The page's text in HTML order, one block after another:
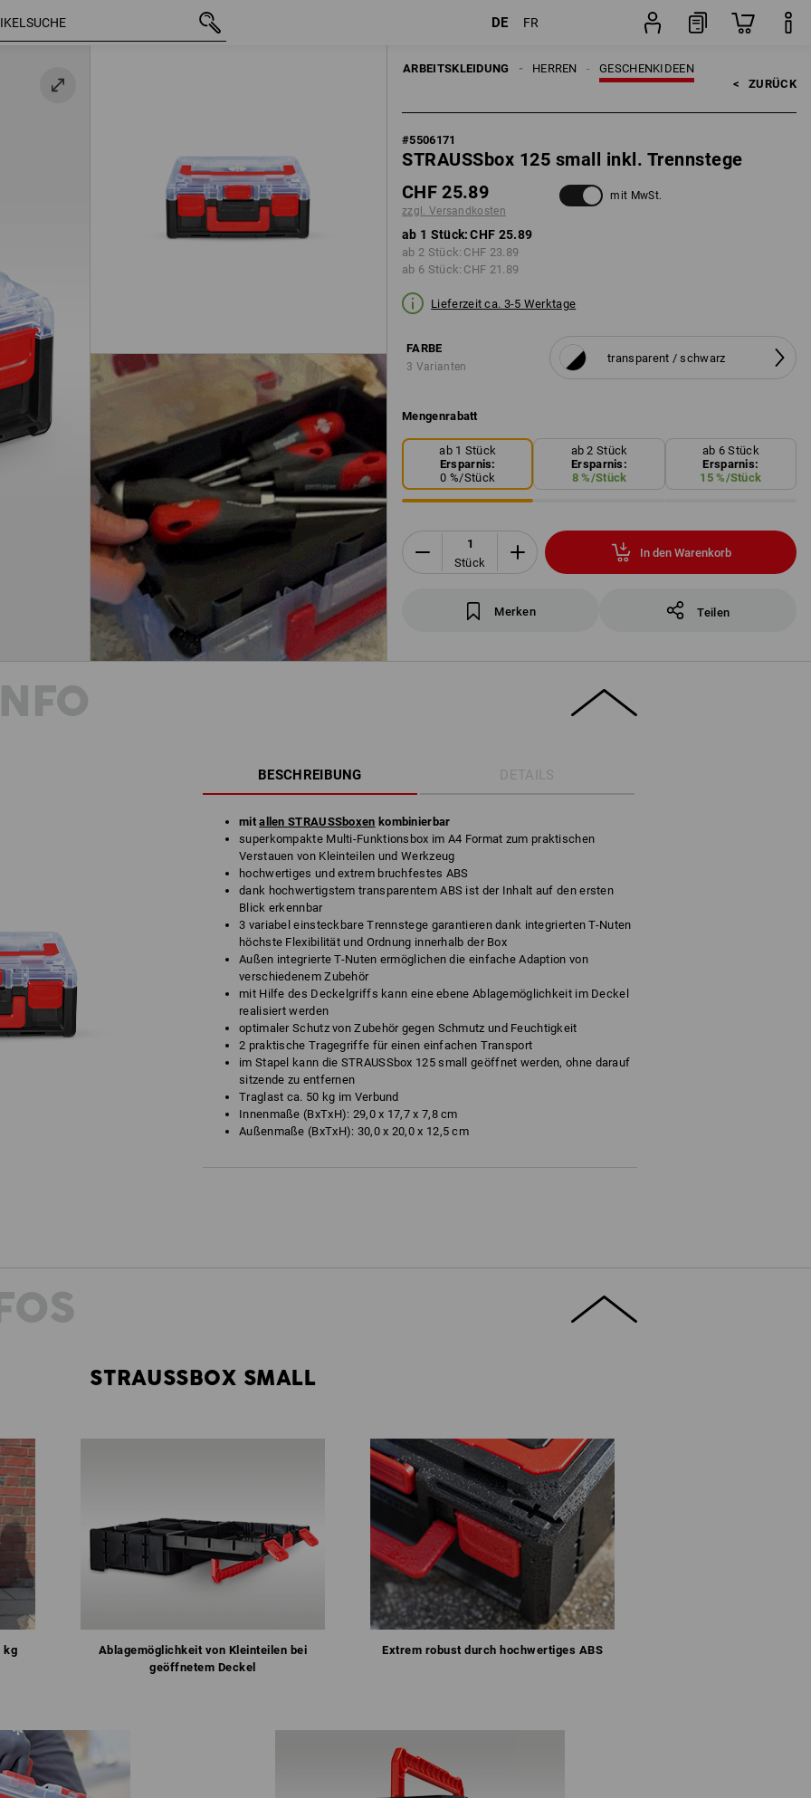
DE FR
ARBEITSKLEIDUNG GESCHENKIDEEN
HERREN
< ZURÜCK
#5506171
STRAUSSbox 125 small inkl. Trennstege
CHF 25.89
zzgl. Versandkosten
mit MwSt.
ab 1 Stück: CHF 25.89
ab 2 Stück: CHF 23.89
ab 6 Stück: CHF 21.89
Lieferzeit ca. 3-5 Werktage
FARBE
3 Varianten
transparent / schwarz
Mengenrabatt
ab 1 Stück
Ersparnis:
0 %/Stück
ab 2 Stück
Ersparnis:
8 %/Stück
ab 6 Stück
Ersparnis:
15%/Stück
Stück
In den Warenkorb
Merken Teilen
transparent / schwarz CHF 25.89
BESCHREIBUNG DETAILS
mitallen STRAUSSboxen kombinierbar
superkompakte Multi-Funktionsbox im A4 Format zum praktischen
Verstauen von Kleinteilen und Werkzeug
hochwertiges und extrem bruchfestes ABS
dank hochwertigstem transparentem ABS ist der Inhalt auf den ersten
Blick erkennbar
3 variabel einsteckbare Trennstege garantieren dank integrierten T-Nuten
höchste Flexibilität und Ordnung innerhalb der Box
Außen integrierte T-Nuten ermöglichen die einfache Adaption von
verschiedenem Zubehör
mit Hilfe des Deckelgriffs kann eine ebene Ablagemöglichkeit im Deckel
realisiert werden
optimaler Schutz von Zubehör gegen Schmutz und Feuchtigkeit
2 praktische Tragegriffe für einen einfachen Transport
im Stapel kann die STRAUSSbox 125 small geöffnet werden, ohne darauf
sitzende zu entfernen
Traglast ca. 50 kg im Verbund
Innenmaße (BxTxH): 29,0 x 17,7 x 7,8 cm
Außenmaße (BxTxH): 30,0 x 20,0 x 12,5 cm
STRAUSSBOX SMALL
kg
Ablagemöglichkeit von Kleinteilen bei
geöffnetem Deckel
Extrem robust durch hochwertiges ABS